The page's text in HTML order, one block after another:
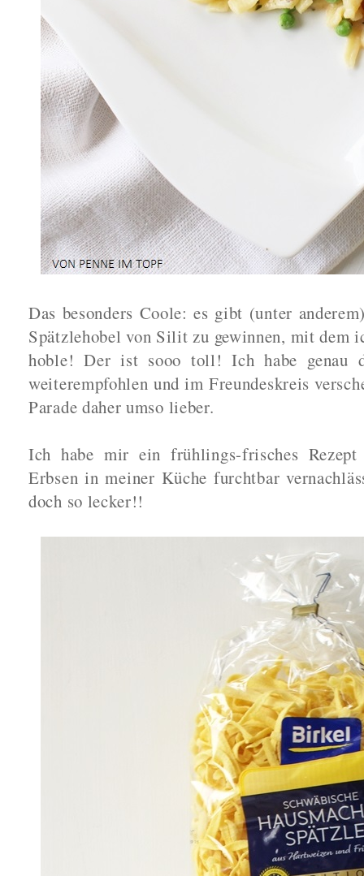
Das besonders Coole: es gibt (unter
Spätzlehobel von Silit zu gewinnen, mit dem
hoble! Der ist sooo toll! Ich habe genau
weiterempfohlen und im Freundeskreis
Parade daher umso lieber.
Ich habe mir ein frühlings-frisches
Erbsen in meiner Küche furchtbar
doch so lecker!!